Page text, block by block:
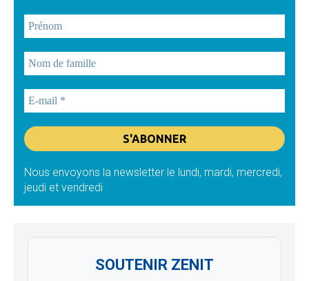
Nous envoyons la newsletter le lundi, mardi, mercredi,
jeudi et vendredi
SOUTENIR ZENIT